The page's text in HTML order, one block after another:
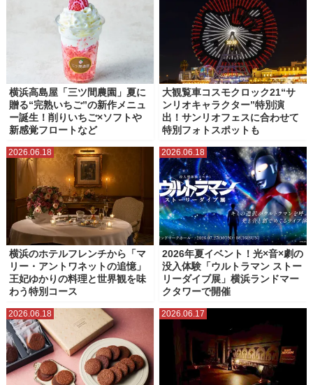
横浜高島屋「三ツ間農園」夏に
贈る“完熟いちご”の新作メニュ
ー誕生！削りいちご×ソフトや
新感覚フロートなど
大観覧車コスモクロック21“サ
ンリオキャラクター”特別演
出！サンリオフェスに合わせて
特別フォトスポットも
2026.06.18
横浜のホテルフレンチから「マ
リー・アントワネットの追憶」
王妃ゆかりの料理と世界観を味
わう特別コース
2026.06.18
2026年夏イベント！光×音×劇の
没入体験「ウルトラマン ストー
リーダイブ展」横浜ランドマー
クタワーで開催
2026.06.18 2026.06.17